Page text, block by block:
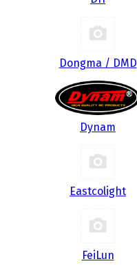
Dongma / DMD
Dynam
Eastcolight
FeiLun